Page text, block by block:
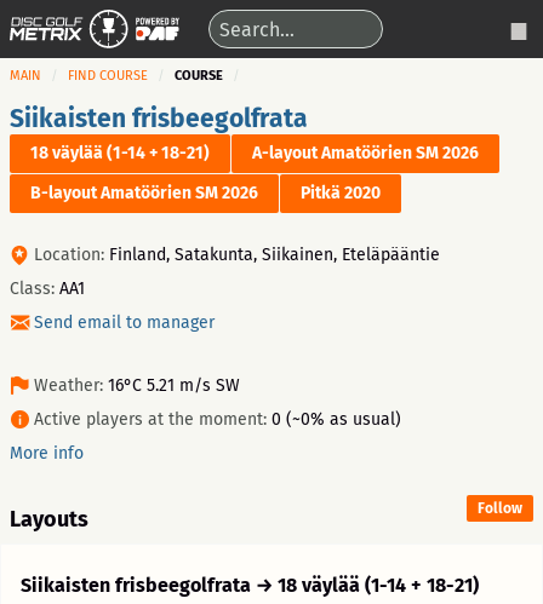
MAIN FIND COURSE COURSE
Siikaisten frisbeegolfrata
18 väylää (1-14 + 18-21)
A-layout Amatöörien SM 2026
B-layout Amatöörien SM 2026
Pitkä 2020
Location: Finland, Satakunta, Siikainen, Eteläpääntie
Class: AA1
Send email to manager
Weather: 16°C 5.21 m/s SW
Active players at the moment: 0 (~0% as usual)
More info
Follow
Layouts
Siikaisten frisbeegolfrata → 18 väylää (1-14 + 18-21)